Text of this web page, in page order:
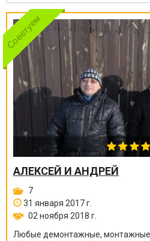
АЛЕКСЕЙ И АНДРЕЙ
7
31 января 2017 г.
02 ноября 2018 г.
Любые демонтажные,